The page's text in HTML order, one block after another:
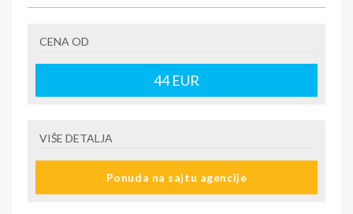
- rezervisane i potvrđene usluge u izabranoj smeštajnoj
jedinici prema opisu; - korišćenje hotelskih sadržaja
prema opisu; - organizaciju putovanja.
- boravišne takse na destinaciji, plaćaju se na recepciji
Preporuka turističke agencije Tiara Holidaysje da putnik
poseduje navedeno osiguranje - usluge za koje je
predviđena doplata na licu mesta (parking, krevetac za
CENA OD
44EUR
VIŠE DETALJA
Ponuda na sajtu agencije